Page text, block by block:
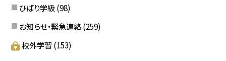
ひばり学級 (98)
お知らせ・緊急連絡 (259)
校外学習 (153)